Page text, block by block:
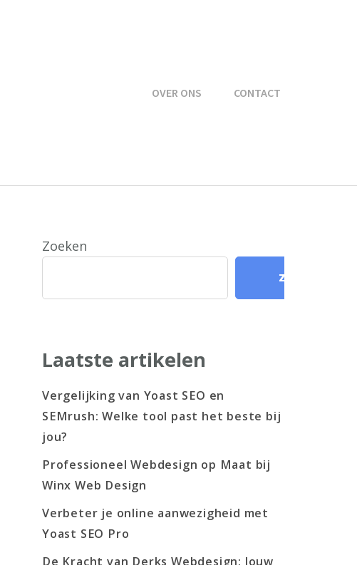
OVER ONS CONTACT
Zoeken
Zoeken
Laatste artikelen
Vergelijking van Yoast SEO en
SEMrush: Welke tool past het beste bij
jou?
Professioneel Webdesign op Maat bij
Winx Web Design
Verbeter je online aanwezigheid met
Yoast SEO Pro
De Kracht van Derks Webdesign: Jouw